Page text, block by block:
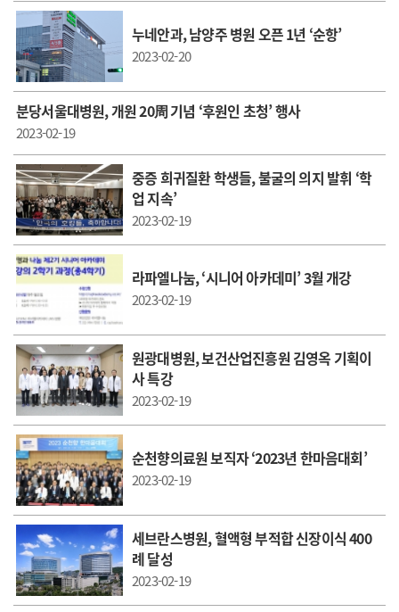
누네안과, 남양주 병원 오픈 1년 ‘순항’
2023-02-20
분당서울대병원, 개원 20周 기념 ‘후원인 초청’ 행사
2023-02-19
중증 희귀질환 학생들, 불굴의 의지 발휘 ‘학
업 지속’
2023-02-19
라파엘나눔, ‘시니어 아카데미’ 3월 개강
2023-02-19
원광대병원, 보건산업진흥원 김영옥 기획이
사 특강
2023-02-19
순천향의료원 보직자 ‘2023년 한마음대회’
2023-02-19
세브란스병원, 혈액형 부적합 신장이식 400
례 달성
2023-02-19